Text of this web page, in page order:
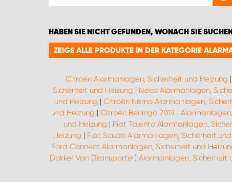
HABEN SIE NICHT GEFUNDEN, WONACH SIE
ZEIGE ALLE PRODUKTE IN DER KATEGORIE
Citroën Alarmanlagen, Sicherheit und Heizung |
Sicherheit und Heizung | Iveco Alarmanlagen,
und Heizung | Citroën Nemo Alarmanlagen,
und Heizung | Citroën Berlingo 2019-
und Heizung | Fiat Talento Alarmanlagen,
Heizung | Fiat Scudo Alarmanlagen, Sicherheit
Ford Connect Alarmanlagen, Sicherheit und
Dokker Van (Transporter) Alarmanlagen, Sicherheit